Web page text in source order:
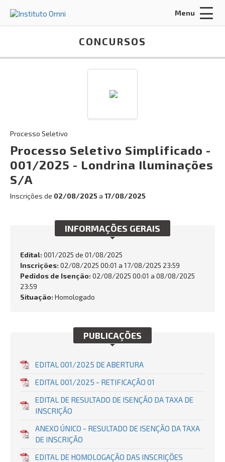
ENTRAR
Esqueci a minha senha
INÍCIO
BUSCAR
Menu
CONCURSOS
Processo Seletivo
Processo Seletivo Simplificado -
001/2025 - Londrina Iluminações
S/A
Inscrições de 02/08/2025a 17/08/2025
INFORMAÇÕES GERAIS
Edital: 001/2025 de 01/08/2025
Inscrições: 02/08/2025 00:01 a 17/08/2025 23:59
Pedidos de Isenção: 02/08/2025 00:01 a 08/08/2025
23:59
Situação: Homologado
PUBLICAÇÕES
EDITAL 001/2025 DE ABERTURA
EDITAL 001/2025 - RETIFICAÇÃO 01
EDITAL DE RESULTADO DE ISENÇÃO DA TAXA DE
INSCRIÇÃO
ANEXO ÚNICO - RESULTADO DE ISENÇÃO DA TAXA
DE INSCRIÇÃO
EDITAL DE HOMOLOGAÇÃO DAS INSCRIÇÕES